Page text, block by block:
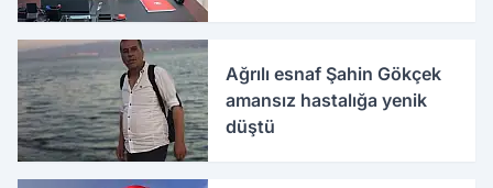
Ağrılı esnaf Şahin Gökçek
amansız hastalığa yenik
düştü